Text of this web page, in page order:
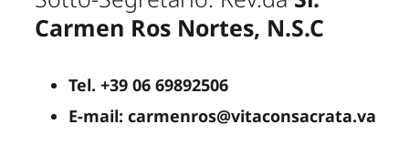
Carmen Ros Nortes, N.S.C
Tel. +39 06 69892506
E-mail: carmenros@vitaconsacrata.va